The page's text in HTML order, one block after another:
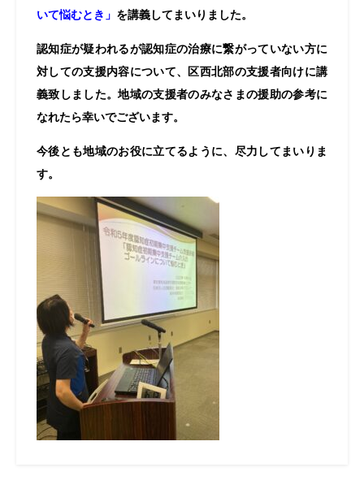
いて悩むとき」 を講義してまいりました。
認知症が疑われるが認知症の治療に繋がっていない方に
対しての支援内容について、区西北部の支援者向けに講
義致しました。地域の支援者のみなさまの援助の参考に
なれたら幸いでございます。
今後とも地域のお役に立てるように、尽力してまいりま
す。